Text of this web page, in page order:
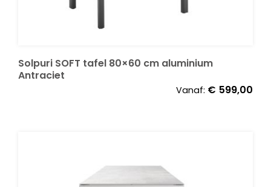
Verlichting
Solpuri SOFT tafel 80×60 cm aluminium
Antraciet
Vanaf: € 599,00